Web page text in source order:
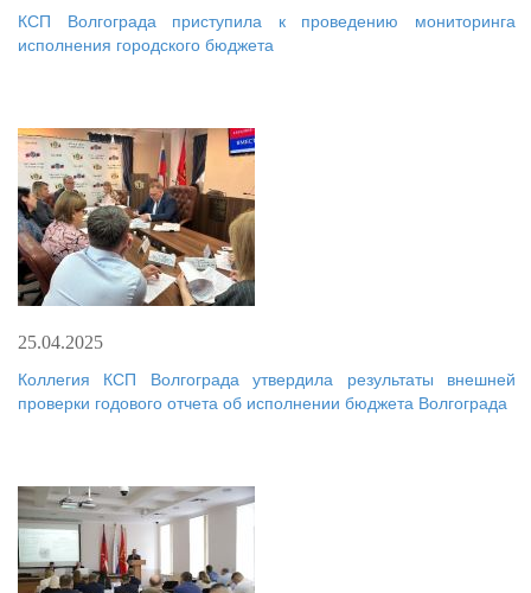
КСП Волгограда приступила к проведению мониторинга
исполнения городского бюджета
25.04.2025
Коллегия КСП Волгограда утвердила результаты внешней
проверки годового отчета об исполнении бюджета Волгограда